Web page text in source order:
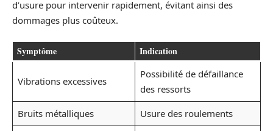
d’usure pour intervenir rapidement, évitant ainsi des
dommages plus coûteux.
Symptôme Indication
Vibrations excessives
Possibilité de défaillance
des ressorts
Bruits métalliques
Usure des roulements